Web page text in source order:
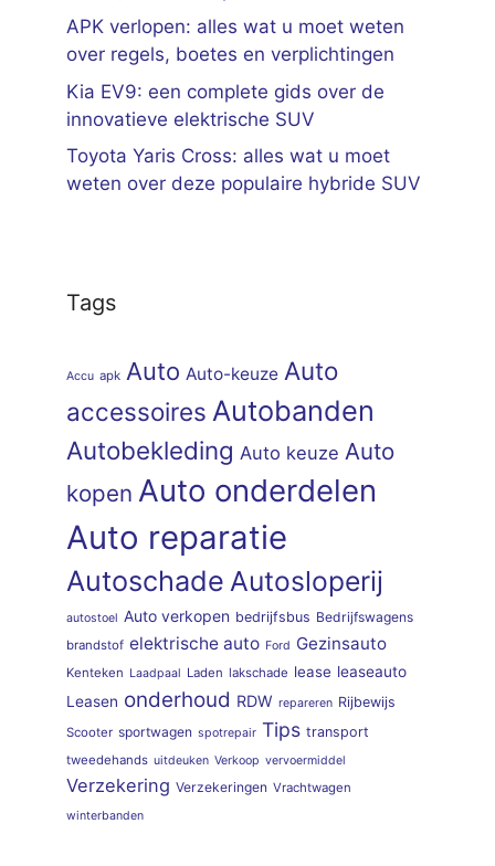
APK verlopen: alles wat u moet weten
over regels, boetes en verplichtingen
Kia EV9: een complete gids over de
innovatieve elektrische SUV
Toyota Yaris Cross: alles wat u moet
weten over deze populaire hybride SUV
Tags
Accu apk Auto Auto-keuze Auto
accessoires Autobanden
Autobekleding Auto keuze Auto
kopen Auto onderdelen
Auto reparatie
Autoschade Autosloperij
autostoel Auto verkopen bedrijfsbus Bedrijfswagens
brandstof elektrische auto Ford Gezinsauto
Kenteken Laadpaal Laden lakschade lease leaseauto
Leasen onderhoud RDW repareren Rijbewijs
Scooter sportwagen spotrepair Tips transport
tweedehands uitdeuken Verkoop vervoermiddel
Verzekering Verzekeringen Vrachtwagen
winterbanden